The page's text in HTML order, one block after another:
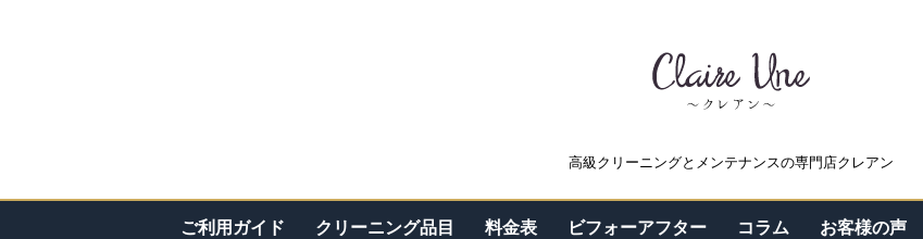
高級クリーニングとメンテナンスの専門店クレアン
ご利用ガイド クリーニング品目 料金表 ビフォーアフター コラム お客様の声